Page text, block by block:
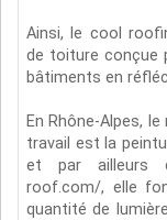
Ainsi, le cool
de toiture conçue
bâtiments en
En Rhône-Alpes,
travail est la
et par ailleurs
roof.com/, elle
quantité de